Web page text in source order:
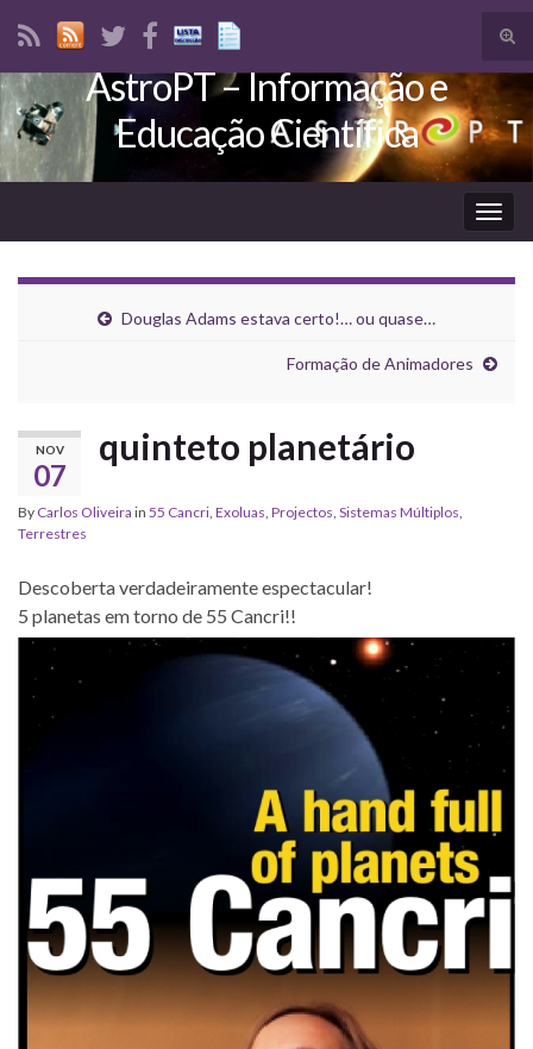
Search for:
AstroPT – Informação e
Educação Científica
Douglas Adams estava certo!… ou quase…
Formação de Animadores
NOV
07
quinteto planetário
By Carlos Oliveira in 55 Cancri, Exoluas, Projectos, Sistemas Múltiplos,
Terrestres
Descoberta verdadeiramente espectacular!
5 planetas em torno de 55 Cancri!!